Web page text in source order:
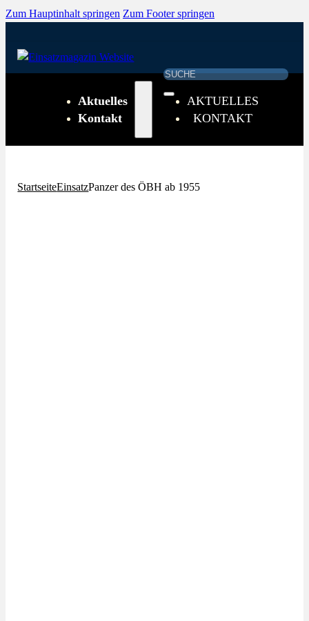
Zum Hauptinhalt springen Zum Footer springen
Suchen
Aktuelles
Kontakt
AKTUELLES
KONTAKT
StartseiteEinsatzPanzer des ÖBH ab 1955